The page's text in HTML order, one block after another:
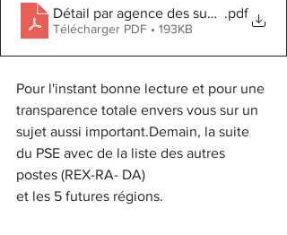
Détail par agence des suppressions
.pdf
Télécharger PDF • 193KB
Pour l'instant bonne lecture et pour une
transparence totale envers vous sur un
sujet aussi important.Demain, la suite
du PSE avec de la liste des autres
postes (REX-RA- DA)
et les 5 futures régions.